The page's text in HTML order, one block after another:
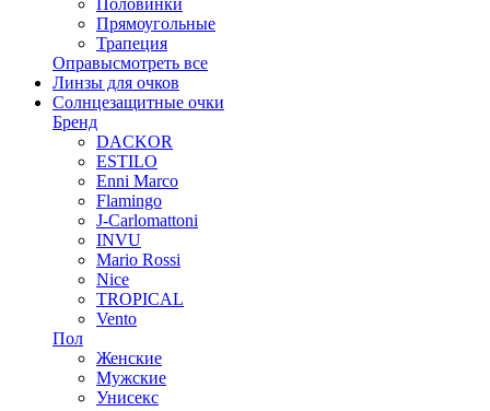
Прямоугольные
Трапеция
Оправысмотреть все
Линзы для очков
Солнцезащитные очки
Бренд
DACKOR
ESTILO
Enni Marco
Flamingo
J-Carlomattoni
INVU
Mario Rossi
Nice
TROPICAL
Vento
Пол
Женские
Мужские
Унисекс